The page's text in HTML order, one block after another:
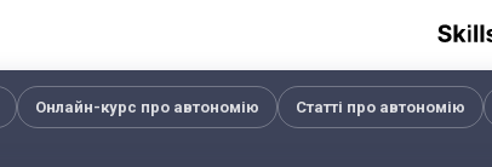
Онлайн-курс про автономію Статті про автономію